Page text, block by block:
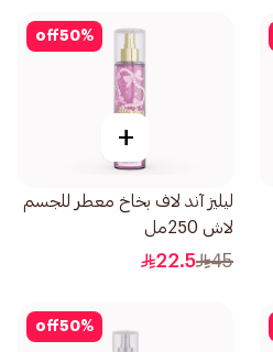
50%
off
+
ليليز آند لاف بخاخ معطر للجسم
لاش 250مل
45
22.5
50%
off